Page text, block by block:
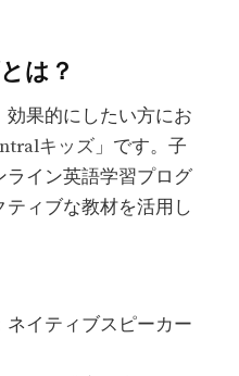
は？
果的にしたい方にお
キッズ」です。子
ライン英語学習プログ
ィブな教材を活用し
ネイティブスピーカー